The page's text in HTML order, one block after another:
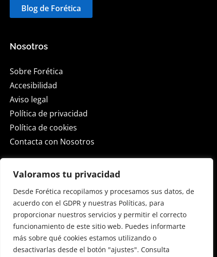
Valoramos tu privacidad
Desde Forética recopilamos y procesamos sus datos, de
acuerdo con el GDPR y nuestras Políticas, para
proporcionar nuestros servicios y permitir el correcto
funcionamiento de este sitio web. Puedes informarte
más sobre qué cookies estamos utilizando o
desactivarlas desde el botón "ajustes". Consulta
Blog de Forética
Nosotros
Sobre Forética
Accesibilidad
Aviso legal
Política de privacidad
Política de cookies
Contacta con Nosotros
Actualidad
ESG Spain 2026
Sala de Prensa
Blog
Eventos